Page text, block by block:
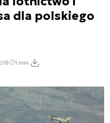
dla polskiego
1 min.